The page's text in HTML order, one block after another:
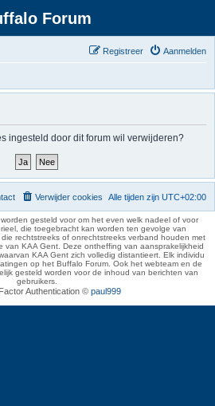
Forum
Aanmelden
Registreer
ingesteld door dit forum wil verwijderen?
Alle tijden zijn UTC+02:00
Verwijder cookies
gesteld voor om het even welk nadeel of voor
die toegebracht kan worden ten gevolge van
rechtstreeks of onrechtstreeks verband houden met
van KAA Gent. Deze ontheffing van aansprakelijkheid
KAA Gent zich volledig distantieert. Elk individu
op het Buffalo Forum. Ook het webteam en de
gesteld worden voor de inhoud van berichten van
gebruikers.
Authentication © paul999